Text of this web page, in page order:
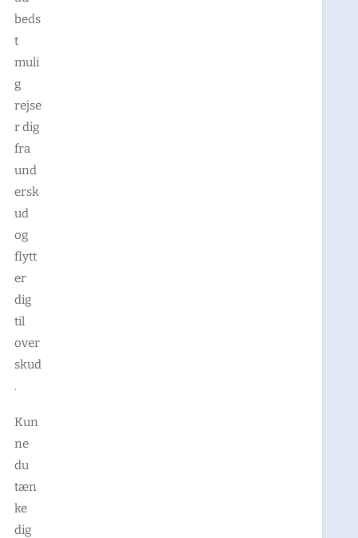
beds
t
muli
g
rejse
r dig
fra
und
ersk
ud
og
flytt
er
dig
til
over
skud
.
Kun
ne
du
tæn
ke
dig